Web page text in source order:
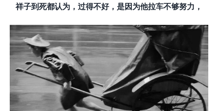
祥子到死都认为，过得不好，是因为他拉车不够努力，